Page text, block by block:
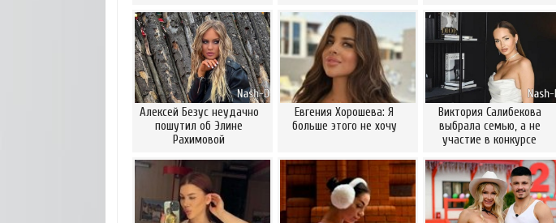
Алексей Безус неудачно
пошутил об Элине
Рахимовой
Евгения Хорошева: Я
больше этого не хочу
Виктория Салибекова
выбрала семью, а не
участие в конкурсе